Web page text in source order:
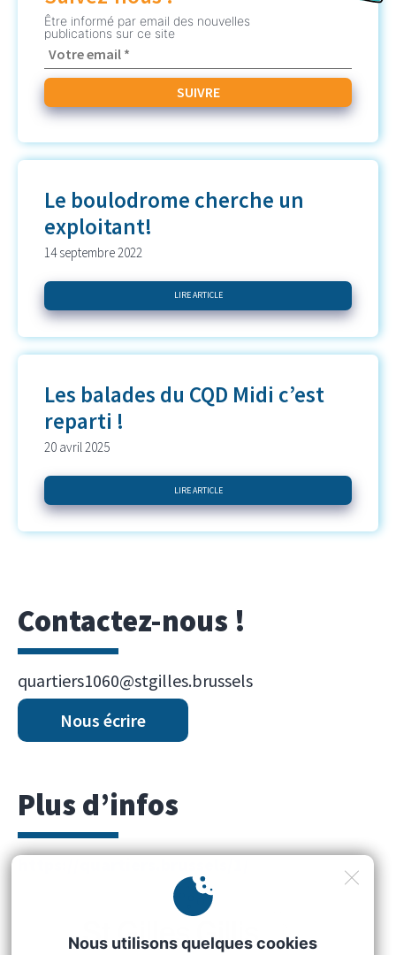
Être informé par email des nouvelles
publications sur ce site
Le boulodrome cherche un
exploitant!
14 septembre 2022
LIRE ARTICLE
Les balades du CQD Midi c’est
reparti !
20 avril 2025
LIRE ARTICLE
Contactez-nous !
quartiers1060@stgilles.brussels
Nous écrire
Plus d’infos
Nous utilisons quelques cookies